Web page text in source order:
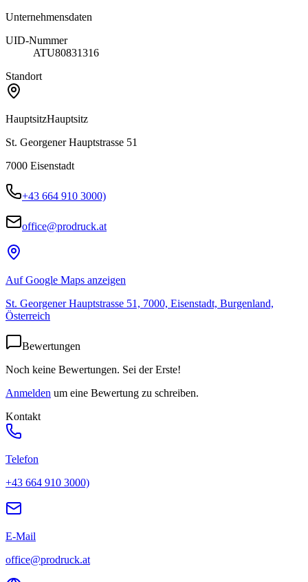
Unternehmensdaten
UID-Nummer
ATU80831316
Standort
HauptsitzHauptsitz
St. Georgener Hauptstrasse 51
7000 Eisenstadt
+43 664 910 3000)
office@prodruck.at
Auf Google Maps anzeigen
St. Georgener Hauptstrasse 51, 7000, Eisenstadt, Burgenland,
Österreich
Bewertungen
Noch keine Bewertungen. Sei der Erste!
Anmelden um eine Bewertung zu schreiben.
Kontakt
Telefon
+43 664 910 3000)
E-Mail
office@prodruck.at